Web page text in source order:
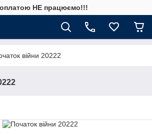
НЕ працюємо!!!
війни 20222